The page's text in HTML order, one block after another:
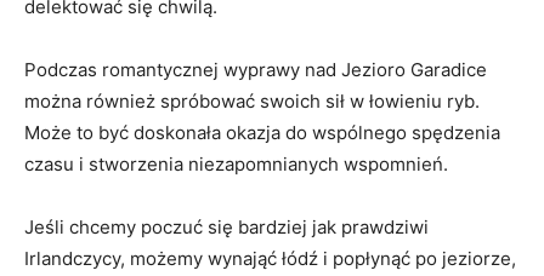
delektować się chwilą.
Podczas romantycznej ​wyprawy nad Jezioro Garadice
‍można​ również ‍spróbować swoich sił w łowieniu ryb.
Może to być doskonała okazja do⁢ wspólnego spędzenia
czasu i stworzenia niezapomnianych wspomnień.
Jeśli chcemy poczuć się bardziej jak prawdziwi
Irlandczycy, możemy wynająć łódź i popłynąć ⁢po jeziorze,